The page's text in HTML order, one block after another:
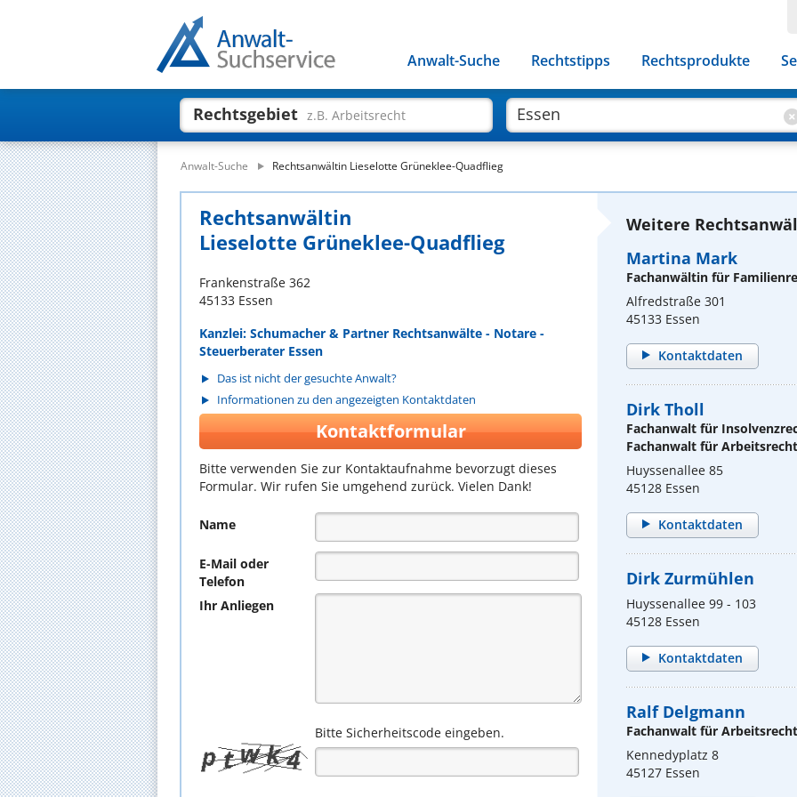
Anwalt-Suche Rechtstipps Rechtsprodukte
Rechtsgebiet z.B. Arbeitsrecht
Anwalt-Suche Rechtsanwältin Lieselotte Grüneklee-Quadflieg
Rechtsanwältin
Lieselotte Grüneklee-Quadflieg
Frankenstraße 362
45133 Essen
Kanzlei: Schumacher & Partner Rechtsanwälte - Notare -
Steuerberater Essen
Das ist nicht der gesuchte Anwalt?
Informationen zu den angezeigten Kontaktdaten
Kontaktformular
Bitte verwenden Sie zur Kontaktaufnahme bevorzugt dieses
Formular. Wir rufen Sie umgehend zurück. Vielen Dank!
Name
E-Mail oder
Telefon
Ihr Anliegen
Bitte Sicherheitscode eingeben.
Weitere
Martina Mark
Fachanwältin für
Alfredstraße 301
45133 Essen
Kontaktdaten
Dirk Tholl
Fachanwalt für
Fachanwalt für Arbeitsrecht
Huyssenallee 85
45128 Essen
Kontaktdaten
Dirk Zurmühlen
Huyssenallee 99 - 103
45128 Essen
Kontaktdaten
Ralf Delgmann
Fachanwalt für Arbeitsrecht
Kennedyplatz 8
45127 Essen